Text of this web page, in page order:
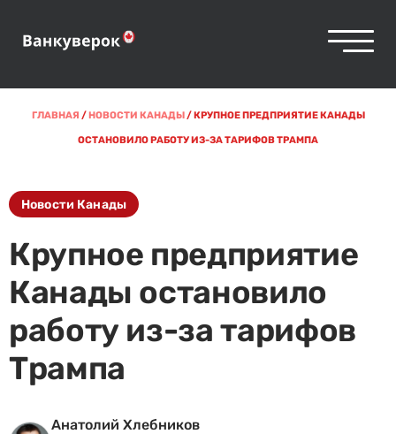
ГЛАВНАЯ /НОВОСТИ КАНАДЫ/КРУПНОЕ ПРЕДПРИЯТИЕ КАНАДЫ
ОСТАНОВИЛО РАБОТУ ИЗ-ЗА ТАРИФОВ ТРАМПА
Новости Канады
Крупное предприятие
Канады остановило
работу из-за тарифов
Трампа
Анатолий Хлебников